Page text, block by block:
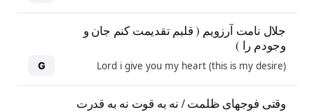
جلال نامت آرزویم ( قلبم تقدیمت کنم جان و
وجودم را )
Lord i give you my heart (this is my desire)
G
وقتی فوجهای ظلمت / نه به قوت نه به قدرت